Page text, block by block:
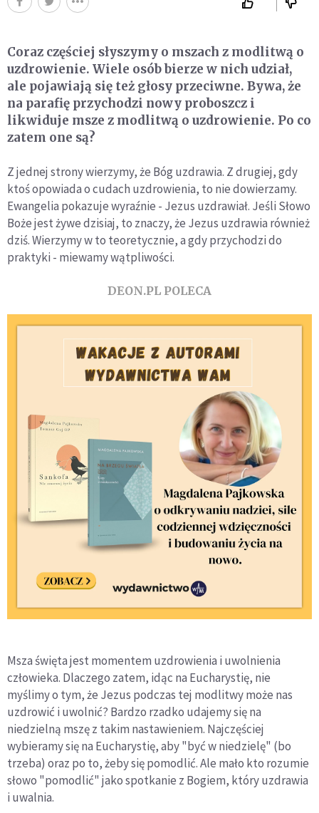
Coraz częściej słyszymy o mszach z modlitwą o
uzdrowienie. Wiele osób bierze w nich udział,
ale pojawiają się też głosy przeciwne. Bywa, że
na parafię przychodzi nowy proboszcz i
likwiduje msze z modlitwą o uzdrowienie. Po co
zatem one są?
Z jednej strony wierzymy, że Bóg uzdrawia. Z drugiej, gdy
ktoś opowiada o cudach uzdrowienia, to nie dowierzamy.
Ewangelia pokazuje wyraźnie - Jezus uzdrawiał. Jeśli Słowo
Boże jest żywe dzisiaj, to znaczy, że Jezus uzdrawia również
dziś. Wierzymy w to teoretycznie, a gdy przychodzi do
praktyki - miewamy wątpliwości.
DEON.PL POLECA
Msza święta jest momentem uzdrowienia i uwolnienia
człowieka. Dlaczego zatem, idąc na Eucharystię, nie
myślimy o tym, że Jezus podczas tej modlitwy może nas
uzdrowić i uwolnić? Bardzo rzadko udajemy się na
niedzielną mszę z takim nastawieniem. Najczęściej
wybieramy się na Eucharystię, aby "być w niedzielę" (bo
trzeba) oraz po to, żeby się pomodlić. Ale mało kto rozumie
słowo "pomodlić" jako spotkanie z Bogiem, który uzdrawia
i uwalnia.